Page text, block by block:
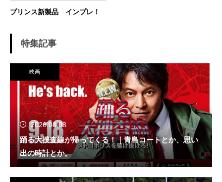
プリンス新製品 インプレ！
特集記事
映画
2026.08.08
踊る大捜査線が帰ってくる！｜青島コートとか、思い
出の時計とか。